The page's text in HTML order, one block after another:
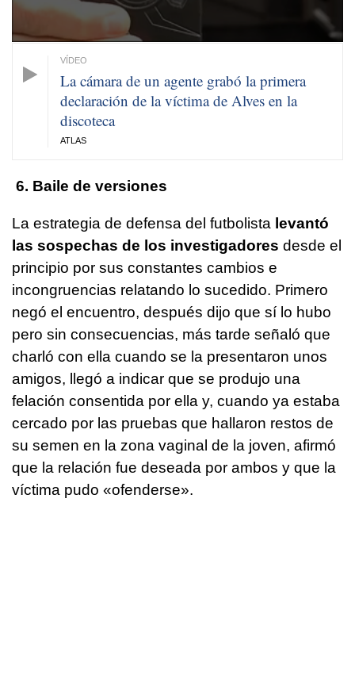
La cámara de un agente grabó la primera
declaración de la víctima de Alves en la
discoteca
ATLAS
6. Baile de versiones
La estrategia de defensa del futbolista levantó
las sospechas de los investigadores desde el
principio por sus constantes cambios e
incongruencias relatando lo sucedido. Primero
negó el encuentro, después dijo que sí lo hubo
pero sin consecuencias, más tarde señaló que
charló con ella cuando se la presentaron unos
amigos, llegó a indicar que se produjo una
felación consentida por ella y, cuando ya estaba
cercado por las pruebas que hallaron restos de
su semen en la zona vaginal de la joven, afirmó
que la relación fue deseada por ambos y que la
víctima pudo «ofenderse».